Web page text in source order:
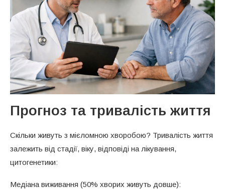
Прогноз та тривалість життя
Скільки живуть з мієломною хворобою? Тривалість життя
залежить від стадії, віку, відповіді на лікування,
цитогенетики:
Медіана виживання (50% хворих живуть довше):